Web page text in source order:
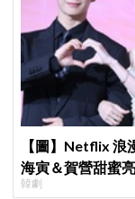
【圖】Netflix 浪
海寅＆賀營甜蜜
待
韓劇